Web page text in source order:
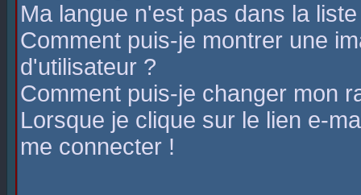
Ma langue n'est pas dans la
Comment puis-je montrer une
d'utilisateur ?
Comment puis-je changer mon
Lorsque je clique sur le lien e-
me connecter !